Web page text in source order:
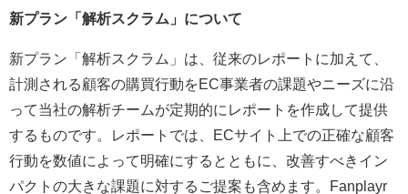
新プラン「解析スクラム」について
新プラン「解析スクラム」は、従来のレポートに加えて、
計測される顧客の購買行動をEC事業者の課題やニーズに沿
って当社の解析チームが定期的にレポートを作成して提供
するものです。レポートでは、ECサイト上での正確な顧客
行動を数値によって明確にするとともに、改善すべきイン
パクトの大きな課題に対するご提案も含めます。Fanplayr